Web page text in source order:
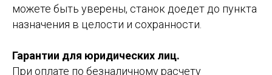
можете быть уверены, станок доедет до пункта
назначения в целости и сохранности.
Гарантии для юридических лиц.
При оплате по безналичному расчету